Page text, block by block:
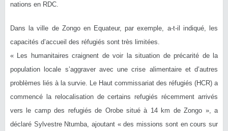
nations en RDC.
Dans la ville de Zongo en Equateur, par exemple, a-t-il indiqué, les
capacités d’accueil des réfugiés sont très limitées.
« Les humanitaires craignent de voir la situation de précarité de la
population locale s’aggraver avec une crise alimentaire et d’autres
problèmes liés à la survie. Le Haut commissariat des réfugiés (HCR) a
commencé la relocalisation de certains refugiés récemment arrivés
vers le camp des refugiés de Orobe situé à 14 km de Zongo », a
déclaré Sylvestre Ntumba, ajoutant « des missions sont en cours sur